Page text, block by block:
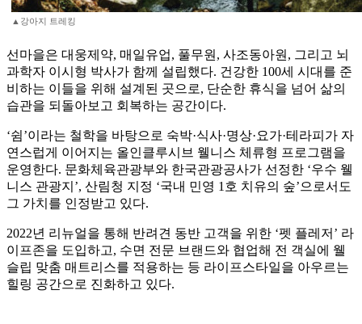
▲강아지 트레킹
선마을은 대웅제약, 매일유업, 풀무원, 사조동아원, 그리고 뇌
과학자 이시형 박사가 함께 설립했다. 건강한 100세 시대를 준
비하는 이들을 위해 설계된 곳으로, 단순한 휴식을 넘어 삶의
습관을 되돌아보고 회복하는 공간이다.
‘쉼’이라는 철학을 바탕으로 숙박·식사·명상·요가·테라피가 자
연스럽게 이어지는 올인클루시브 웰니스 체류형 프로그램을
운영한다. 문화체육관광부와 한국관광공사가 선정한 ‘우수 웰
니스 관광지’, 산림청 지정 ‘국내 민영 1호 치유의 숲’으로서도
그 가치를 인정받고 있다.
2022년 리뉴얼을 통해 반려견 동반 고객을 위한 ‘펫 플레저’ 라
이프존을 도입하고, 수면 전문 브랜드와 협업해 전 객실에 웰
슬립 맞춤 매트리스를 적용하는 등 라이프스타일을 아우르는
힐링 공간으로 진화하고 있다.